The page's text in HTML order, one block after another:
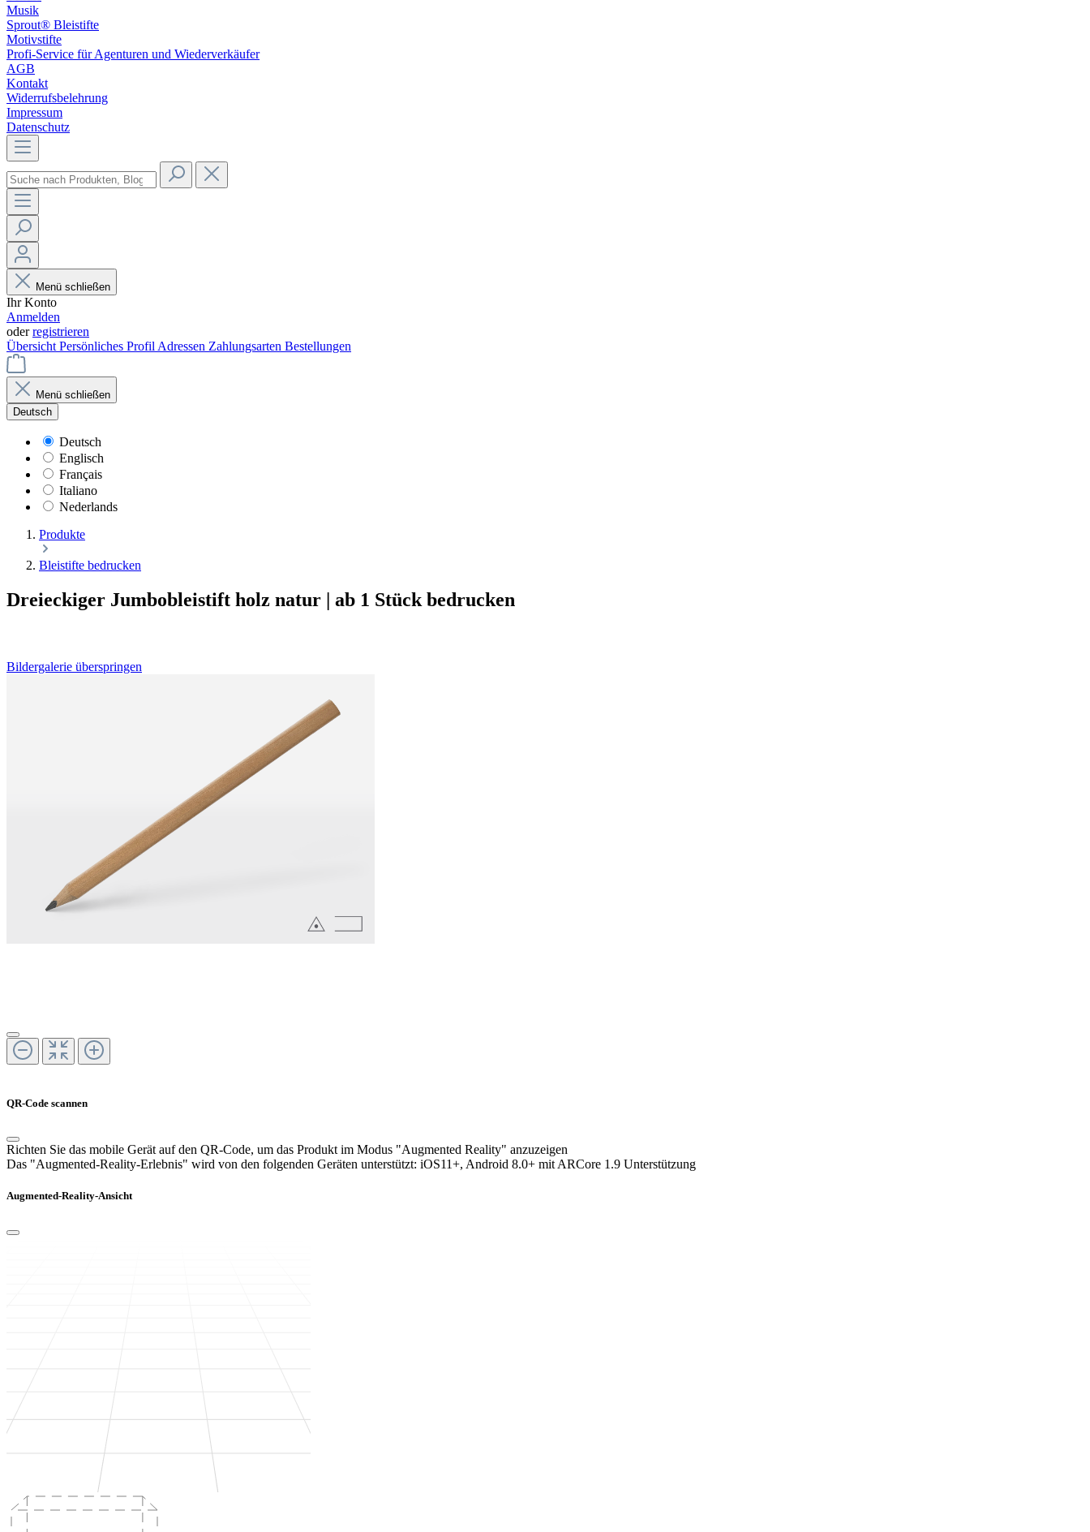
Musik
Sprout® Bleistifte
Motivstifte
Profi-Service für Agenturen und Wiederverkäufer
AGB
Kontakt
Widerrufsbelehrung
Impressum
Datenschutz
Menü schließen
Ihr Konto
Anmelden
oderregistrieren
Übersicht Persönliches Profil Adressen Zahlungsarten Bestellungen
Menü schließen
Deutsch
Deutsch
Englisch
Français
Italiano
Nederlands
Produkte
Bleistifte bedrucken
Dreieckiger Jumbobleistift holz natur | ab 1 Stück bedrucken
Bildergalerie überspringen
QR-Code scannen
Richten Sie das mobile Gerät auf den QR-Code, um das Produkt im Modus "Augmented Reality" anzuzeigen
Das "Augmented-Reality-Erlebnis" wird von den folgenden Geräten unterstützt: iOS11+, Android 8.0+ mit ARCore 1.9 Unterstützung
Augmented-Reality-Ansicht